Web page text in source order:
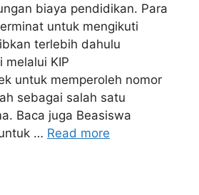
biaya pendidikan. Para
untuk mengikuti
terlebih dahulu
melalui KIP
untuk memperoleh nomor
sebagai salah satu
Baca juga Beasiswa
… Read more